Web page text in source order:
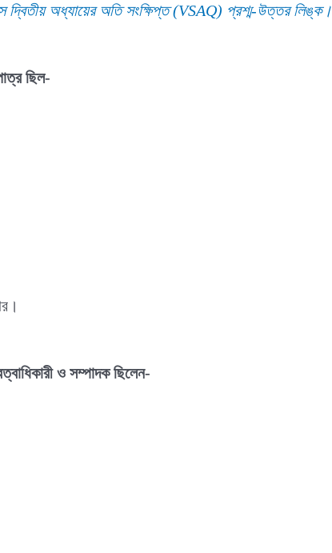
দ্বিতীয় অধ্যায়ের অতি সংক্ষিপ্ত (VSAQ) প্রশ্ম-উত্তর লিঙ্ক।
ছিল-
ও সম্পাদক ছিলেন-